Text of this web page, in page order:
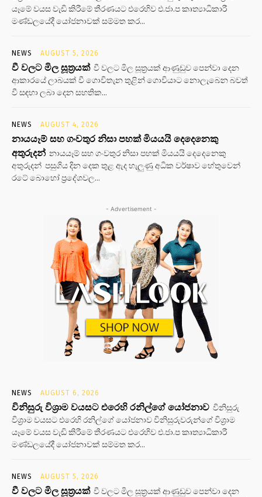
යෑමේ වයස වැඩි කිරීමේ තීරණයට එරෙහිව එ.ජා.ප කෘත්‍යාධිකාරී
මණ්ඩලයේදී යෝජනාවක් සම්මත කර...
NEWS AUGUST 5, 2026
වී වලට මිල සූත්‍රයක් වී වලට මිල සූත්‍රයක් ආණුඩුව පෙන්වා දෙන
ආකාරයේ ලාබයක් වී ගොවිතැන තුළින් ගොවියාට නොලැබෙන බවත්
වී සඳහා ලබා දෙන සහතික...
NEWS AUGUST 4, 2026
නායයෑම් සහ ගංවතුර නිසා පහක් මියයයි දෙදෙනෙකු
අතුරුදන් නායයෑම් සහ ගංවතුර නිසා පහක් මියයයි දෙදෙනෙකු
අතුරුදන් පසුගිය දින දෙක තුළ ඇද හැලුණු අධික වර්ෂාව හේතුවෙන්
රටේ බොහෝ ප්‍රදේශවල...
- Advertisement -
NEWS AUGUST 6, 2026
විනිසුරු විශ්‍රාම වයසට එරෙහි රනිල්ගේ යෝජනාව විනිසුරු
විශ්‍රාම වයසට එරෙහි රනිල්ගේ යෝජනාව විනිසුරුවරුන්ගේ විශ්‍රාම
යෑමේ වයස වැඩි කිරීමේ තීරණයට එරෙහිව එ.ජා.ප කෘත්‍යාධිකාරී
මණ්ඩලයේදී යෝජනාවක් සම්මත කර...
NEWS AUGUST 5, 2026
වී වලට මිල සූත්‍රයක් වී වලට මිල සූත්‍රයක් ආණුඩුව පෙන්වා දෙන